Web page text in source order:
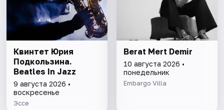
Квинтет Юрия
Подкользина.
Beatles In Jazz
9 августа 2026 •
воскресенье
Эссе
Berat Mert Demir
10 августа 2026 •
понедельник
Embargo Villa